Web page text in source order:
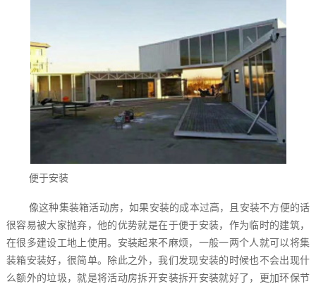
便于安装
像这种集装箱活动房，如果安装的成本过高，且安装不方便的话
很容易被大家抛弃，他的优势就是在于便于安装，作为临时的建筑，
在很多建设工地上使用。安装起来不麻烦，一般一两个人就可以将集
装箱安装好，很简单。除此之外，我们发现安装的时候也不会出现什
么额外的垃圾，就是将活动房拆开安装拆开安装就好了，更加环保节